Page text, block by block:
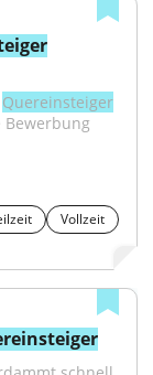
Quereinsteiger
Vollzeit